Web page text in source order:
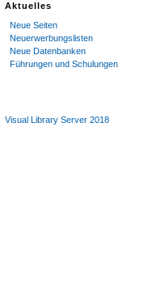
Aktuelles
Neue Seiten
Neuerwerbungslisten
Neue Datenbanken
Führungen und Schulungen
Visual Library Server 2018